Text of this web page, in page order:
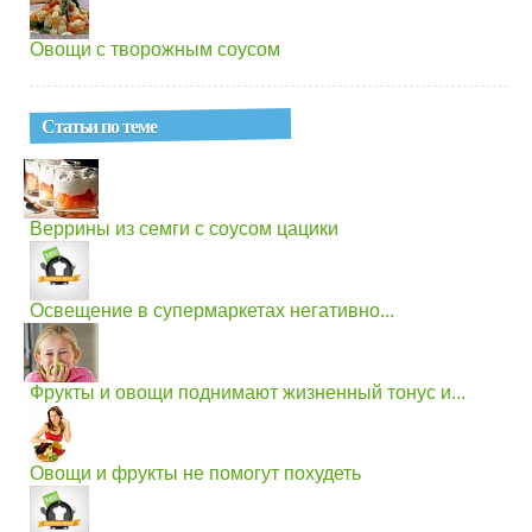
Овощи с творожным соусом
Статьи по теме
Веррины из семги с соусом цацики
Освещение в супермаркетах негативно...
Фрукты и овощи поднимают жизненный тонус и...
Овощи и фрукты не помогут похудеть